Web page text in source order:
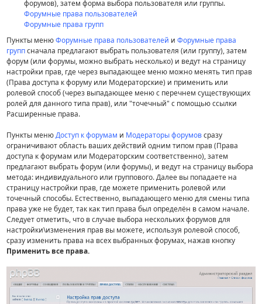
форумов), затем форма выбора пользователя или группы.
Форумные права пользователей
Форумные права групп
Пункты менюФорумные права пользователей иФорумные права
группсначала предлагают выбрать пользователя (или группу), затем
форум (или форумы, можно выбрать несколько) и ведут на страницу
настройки прав, где через выпадающее меню можно менять тип прав
(Права доступа к форуму или Модераторские) и применить или
ролевой способ (через выпадающее меню с перечнем существующих
ролей для данного типа прав), или "точечный" с помощью ссылки
Расширенные права.
Пункты менюДоступ к форумам и Модераторы форумовсразу
ограничивают область ваших действий одним типом прав (Права
доступа к форумам или Модераторским соответственно), затем
предлагают выбрать форум (или форумы), и ведут на страницу выбора
метода: индивидуального или группового. Далее вы попадаете на
страницу настройки прав, где можете применить ролевой или
точечный способы. Естественно, выпадающего меню для смены типа
права уже не будет, так как тип права был определён в самом начале.
Следует отметить, что в случае выбора нескольких форумов для
настройки\изменения прав вы можете, используя ролевой способ,
сразу изменить права на всех выбранных форумах, нажав кнопку
Применить все права.